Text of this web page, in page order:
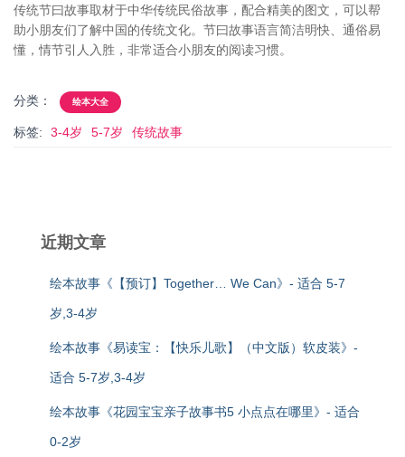
传统节曰故事取材于中华传统民俗故事，配合精美的图文，可以帮
助小朋友们了解中国的传统文化。节曰故事语言简洁明快、通俗易
懂，情节引人入胜，非常适合小朋友的阅读习惯。
分类： 绘本大全
标签: 3-4岁 5-7岁 传统故事
近期文章
绘本故事《【预订】Together… We Can》- 适合 5-7
岁,3-4岁
绘本故事《易读宝：【快乐儿歌】（中文版）软皮装》-
适合 5-7岁,3-4岁
绘本故事《花园宝宝亲子故事书5 小点点在哪里》- 适合
0-2岁